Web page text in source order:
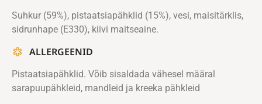
Suhkur (59%), pistaatsiapähklid (15%), vesi, maisitärklis,
sidrunhape (E330), kiivi maitseaine.
ALLERGEENID
Pistaatsiapähklid. Võib sisaldada vähesel määral
sarapuupähkleid, mandleid ja kreeka pähkleid